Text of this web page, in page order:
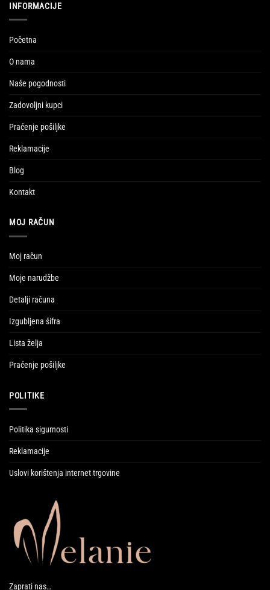
INFORMACIJE
Početna
O nama
Naše pogodnosti
Zadovoljni kupci
Praćenje pošiljke
Reklamacije
Blog
Kontakt
MOJ RAČUN
Moj račun
Moje narudžbe
Detalji računa
Izgubljena šifra
Lista želja
Praćenje pošiljke
POLITIKE
Politika sigurnosti
Reklamacije
Uslovi korištenja internet trgovine
Zaprati nas…